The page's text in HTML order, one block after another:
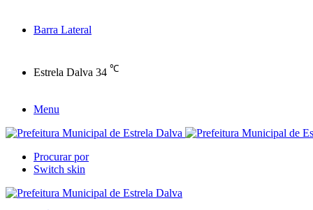
Barra Lateral
Estrela Dalva 34 ℃
Menu
Procurar por
Switch skin